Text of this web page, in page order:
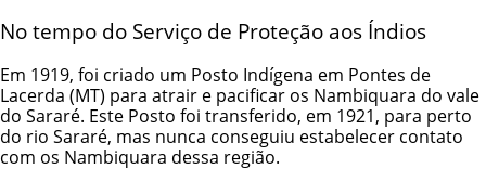
No tempo do Serviço de Proteção aos Índios
Em 1919, foi criado um Posto Indígena em Pontes de
Lacerda (MT) para atrair e pacificar os Nambiquara do vale
do Sararé. Este Posto foi transferido, em 1921, para perto
do rio Sararé, mas nunca conseguiu estabelecer contato
com os Nambiquara dessa região.